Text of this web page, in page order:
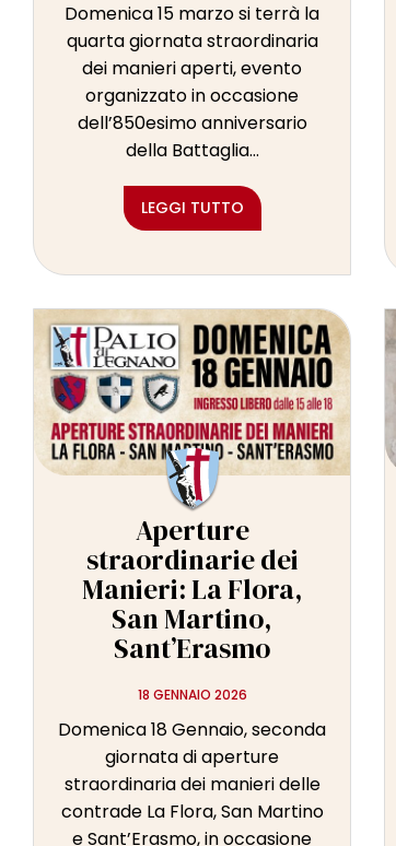
Domenica 15 marzo si terrà la
quarta giornata straordinaria
dei manieri aperti, evento
organizzato in occasione
dell’850esimo anniversario
della Battaglia...
LEGGI TUTTO
Aperture
straordinarie dei
Manieri: La Flora,
San Martino,
Sant’Erasmo
18 GENNAIO 2026
Domenica 18 Gennaio, seconda
giornata di aperture
straordinaria dei manieri delle
contrade La Flora, San Martino
e Sant’Erasmo, in occasione